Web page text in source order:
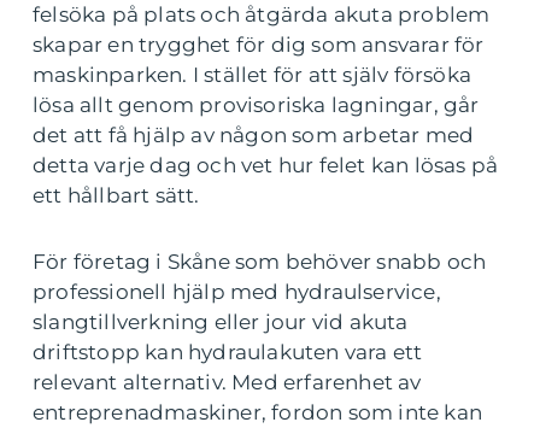
felsöka på plats och åtgärda akuta problem
skapar en trygghet för dig som ansvarar för
maskinparken. I stället för att själv försöka
lösa allt genom provisoriska lagningar, går
det att få hjälp av någon som arbetar med
detta varje dag och vet hur felet kan lösas på
ett hållbart sätt.
För företag i Skåne som behöver snabb och
professionell hjälp med hydraulservice,
slangtillverkning eller jour vid akuta
driftstopp kan hydraulakuten vara ett
relevant alternativ. Med erfarenhet av
entreprenadmaskiner, fordon som inte kan